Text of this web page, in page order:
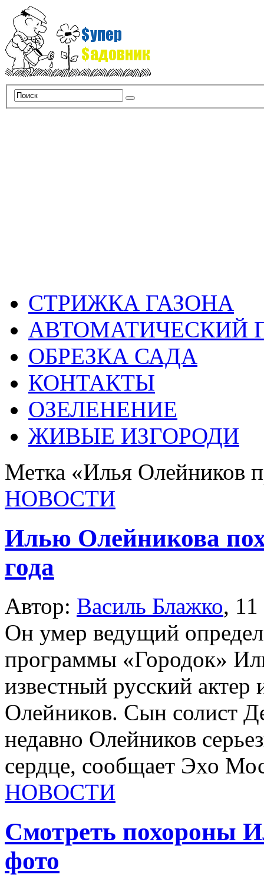
СТРИЖКА ГАЗОНА
АВТОМАТИЧЕСКИЙ
ОБРЕЗКА САДА
КОНТАКТЫ
ОЗЕЛЕНЕНИЕ
ЖИВЫЕ ИЗГОРОДИ
Метка «Илья Олейников
НОВОСТИ
Илью Олейникова
года
Автор: Василь Блажко,
Он умер ведущий
программы «Городок»
известный русский
Олейников. Сын солист
недавно Олейников
сердце, сообщает Эхо
НОВОСТИ
Смотреть похороны
фото